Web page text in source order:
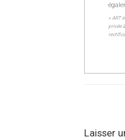
« ART
privée
Laisser